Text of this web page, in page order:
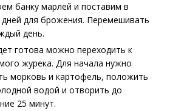
банку марлей и поставим в
для брожения. Перемешивать
день.
готова можно переходить к
журека. Для начала нужно
морковь и картофель, положить
водой и отворить до
25 минут.